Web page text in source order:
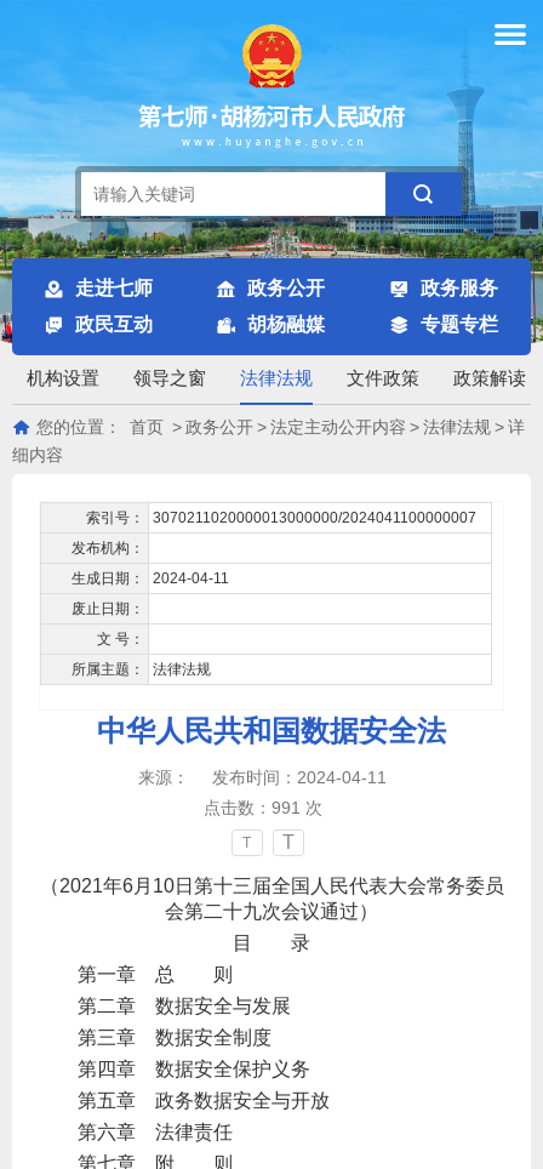
走进七师 政务公开
政务服务
政民互动
胡杨融媒 专题专栏
机构设置 领导之窗 法律法规 文件政策 政策解读
您的位置： 首页 >政务公开>法定主动公开内容 >法律法规>详
细内容
索引号：
3070211020000013000000/2024041100000007
发布机构：
生成日期：
2024-04-11
废止日期：
文 号：
所属主题：
法律法规
中华人民共和国数据安全法
来源：
发布时间：2024-04-11
点击数： 991 次
T T
（2021年6月10日第十三届全国人民代表大会常务委员
会第二十九次会议通过）
目 录
第一章 总 则
第二章 数据安全与发展
第三章 数据安全制度
第四章 数据安全保护义务
第五章 政务数据安全与开放
第六章 法律责任
第七章 附 则